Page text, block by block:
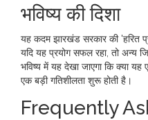
भविष्य की दिशा
यह कदम झारखंड सरकार की 'हरित
यदि यह प्रयोग सफल रहा, तो अन्य
भविष्य में यह देखा जाएगा कि क्या
एक बड़ी गतिशीलता शुरू होती है।
Frequently